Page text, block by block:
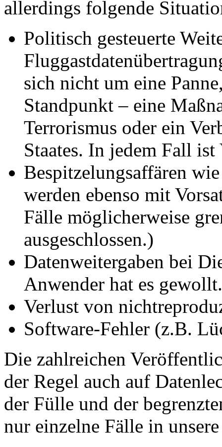
allerdings folgende
Politisch gesteuerte
sich nicht um eine
Standpunkt – eine
Terrorismus oder ein
Staates. In jedem Fall
Bespitzelungsaffären
werden ebenso mit
Fälle möglicherweise
ausgeschlossen.)
Datenweitergaben bei
Anwender hat es
Verlust von
Software-Fehler (z.B.
Die zahlreichen
der Regel auch auf
der Fülle und der
nur einzelne Fälle in